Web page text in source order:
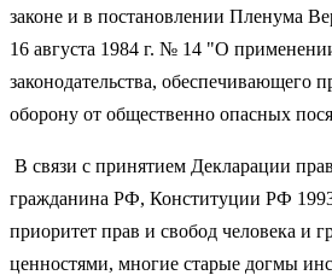
законе и в постановлении Пленума
16 августа 1984 г. № 14 "О
законодательства, обеспечивающего
оборону от общественно опасных
В связи с принятием Декларации
гражданина РФ, Конституции РФ 1993
приоритет прав и свобод человека и
ценностями, многие старые догмы